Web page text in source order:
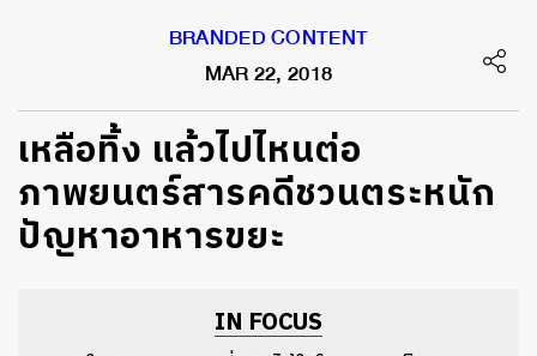
BRANDED CONTENT
MAR 22, 2018
เหลือทิ้ง แล้วไปไหนต่อ
ภาพยนตร์สารคดีชวนตระหนัก
ปัญหาอาหารขยะ
IN FOCUS